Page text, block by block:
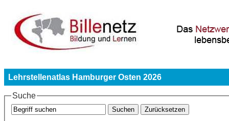
Lehrstellenatlas Hamburger Osten 2026
Suche